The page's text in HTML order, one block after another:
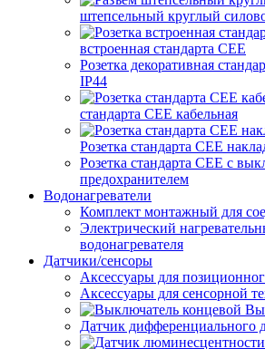
штепсельный круглый
встроенная стандарта CEE
Розетка декоративная
IP44
стандарта СЕЕ кабельная
Розетка стандарта СЕЕ
Розетка стандарта СЕЕ с
предохранителем
Водонагреватели
Комплект монтажный для
Электрический
водонагревателя
Датчики/сенсоры
Аксессуары для
Аксессуары для сенсорной
Датчик дифференциального